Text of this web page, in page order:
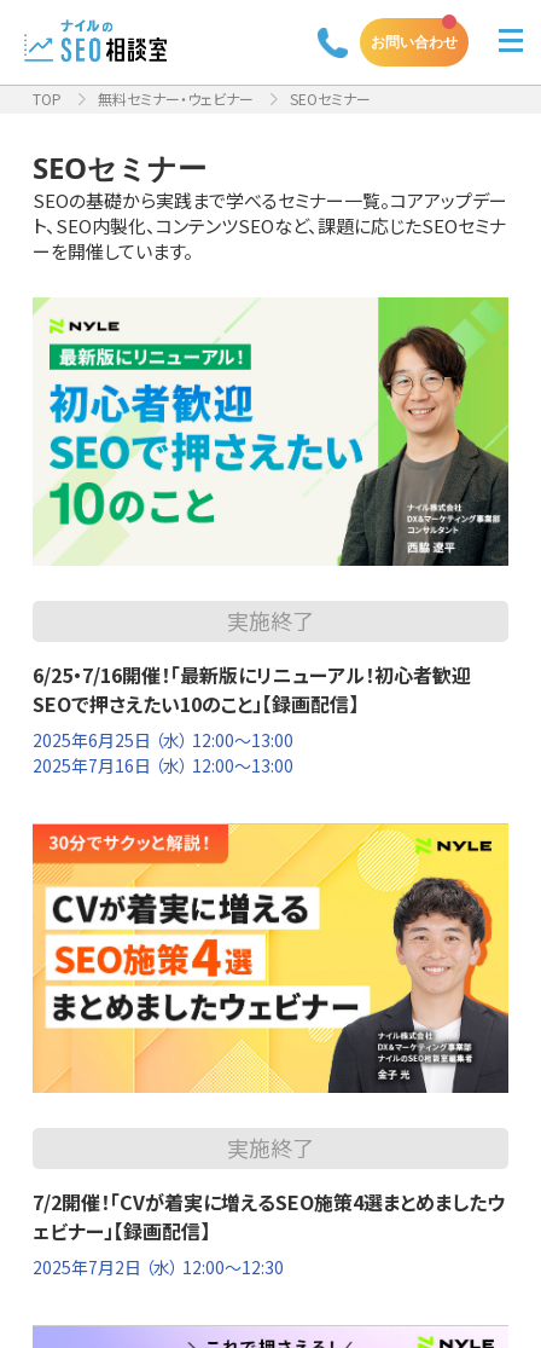
お問い合わせ
TOP 無料セミナー・ウェビナー SEOセミナー
SEOセミナー
SEOの基礎から実践まで学べるセミナー一覧。コアアップデー
ト、SEO内製化、コンテンツSEOなど、課題に応じたSEOセミナ
ーを開催しています。
実施終了
6/25・7/16開催！「最新版にリニューアル！初心者歓迎
SEOで押さえたい10のこと」【録画配信】
2025年6月25日 （水） 12:00～13:00
2025年7月16日 （水） 12:00〜13:00
実施終了
7/2開催！「CVが着実に増えるSEO施策4選まとめましたウ
ェビナー」【録画配信】
2025年7月2日 （水） 12:00～12:30